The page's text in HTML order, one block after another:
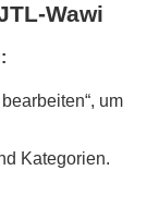
Wawi
um
Kategorien.